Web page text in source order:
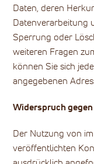
Daten, deren
Datenverarbeitung
Sperrung oder
weiteren Fragen
können Sie sich
angegebenen
Widerspruch
Der Nutzung von
veröffentlichten